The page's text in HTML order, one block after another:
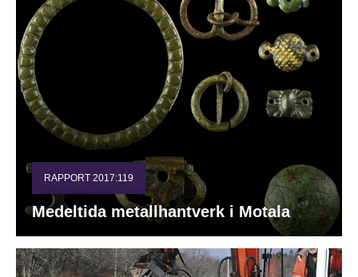
RAPPORT 2017:119
Medeltida metallhantverk i Motala